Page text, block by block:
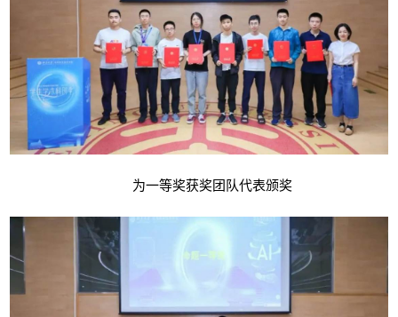
为一等奖获奖团队代表颁奖